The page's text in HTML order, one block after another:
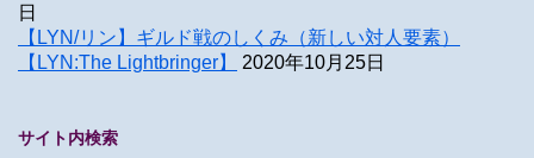
日
【LYN/リン】ギルド戦のしくみ（新しい対人要素）
【LYN:The Lightbringer】
2020年10月25日
サイト内検索